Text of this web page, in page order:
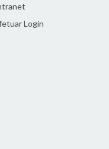
Login